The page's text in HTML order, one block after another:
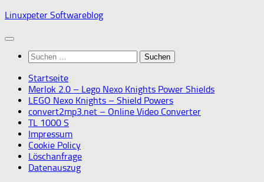
Skip
content
Linuxpeter Softwareblog
Suchen
nach:
Startseite
Merlok 2.0 – Lego Nexo Knights Power Shields
LEGO Nexo Knights – Shield Powers
convert2mp3.net – Online Video Converter
TL 1000 S
Impressum
Cookie Policy
Löschanfrage
Datenauszug